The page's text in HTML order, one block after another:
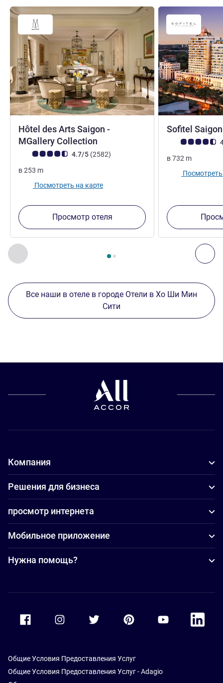
Назад - Другие отели поблизости
Страница , Другие отели поблизости 1 :, Другие
Hôtel des Arts Saigon -
MGallery Collection
Примечание: отзывы клиентов (Рейтинг ALL)
4.7/5 (2582Отзывов
)
в253 m
Посмотреть на карте
Просмотр отеля
Sofitel
Примечание:
в732 m
Посмотреть
Все наши в отеле в городе Отели в Хо Ши Мин
Сити
Компания
Решения для бизнеса
просмотр интернета
Мобильное приложение
Нужна помощь?
Accor Youtube
Accor
Общие Условия Предоставления Услуг
Общие Условия Предоставления Услуг - Adagio